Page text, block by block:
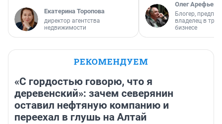
Екатерина Торопова
директор агентства
недвижимости
Олег Арефьев
Блогер,
владелец в
бизнесе
РЕКОМЕНДУЕМ
«С гордостью говорю, что я
деревенский»: зачем северянин
оставил нефтяную компанию и
переехал в глушь на Алтай